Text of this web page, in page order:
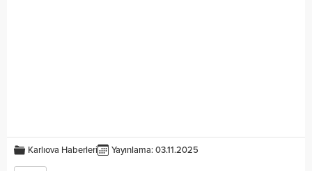
Karlıova Haberleri Yayınlama: 03.11.2025